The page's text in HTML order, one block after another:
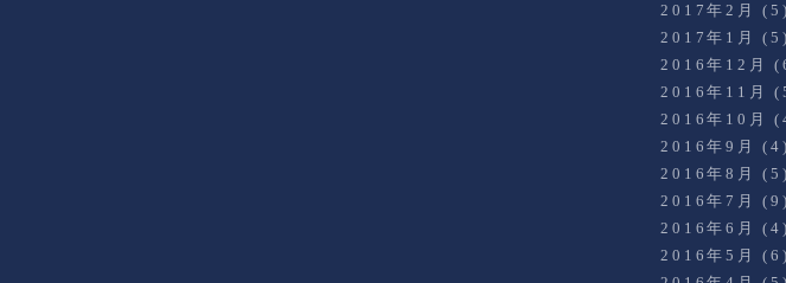
2017年2月
(5)
2017年1月
(5)
2016年12月
2016年11月
2016年10月
2016年9月
(4)
2016年8月
(5)
2016年7月
(9)
2016年6月
(4)
2016年5月
(6)